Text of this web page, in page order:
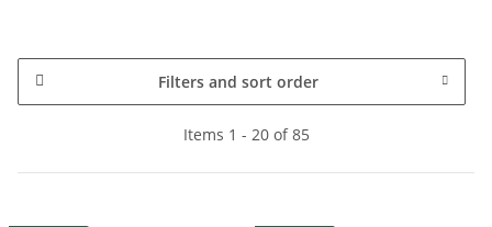
Filters and sort order
Items 1 - 20 of 85